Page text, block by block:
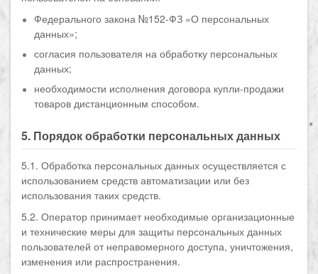
Федерального закона №152-ФЗ «О персональных
данных»;
согласия пользователя на обработку персональных
данных;
необходимости исполнения договора купли-продажи
товаров дистанционным способом.
5. Порядок обработки персональных данных
5.1. Обработка персональных данных осуществляется с
использованием средств автоматизации или без
использования таких средств.
5.2. Оператор принимает необходимые организационные
и технические меры для защиты персональных данных
пользователей от неправомерного доступа, уничтожения,
изменения или распространения.